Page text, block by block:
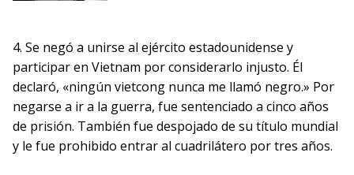
4. Se negó a unirse al ejército estadounidense y
participar en Vietnam por considerarlo injusto. Él
declaró, «ningún vietcong nunca me llamó negro.» Por
negarse a ir a la guerra, fue sentenciado a cinco años
de prisión. También fue despojado de su título mundial
y le fue prohibido entrar al cuadrilátero por tres años.